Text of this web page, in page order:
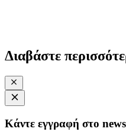
Διαβάστε
Κάντε εγγραφή στο